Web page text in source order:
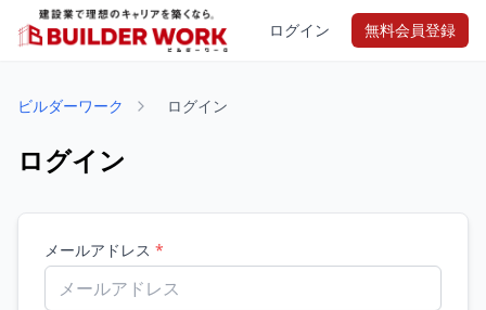
ログイン 無料会員登録
ビルダーワーク ログイン
ログイン
メールアドレス *